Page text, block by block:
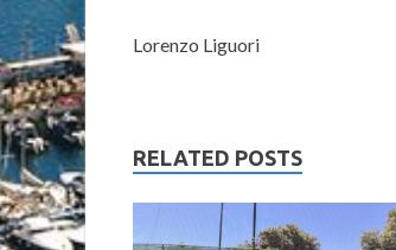
Lorenzo Liguori
RELATED POSTS